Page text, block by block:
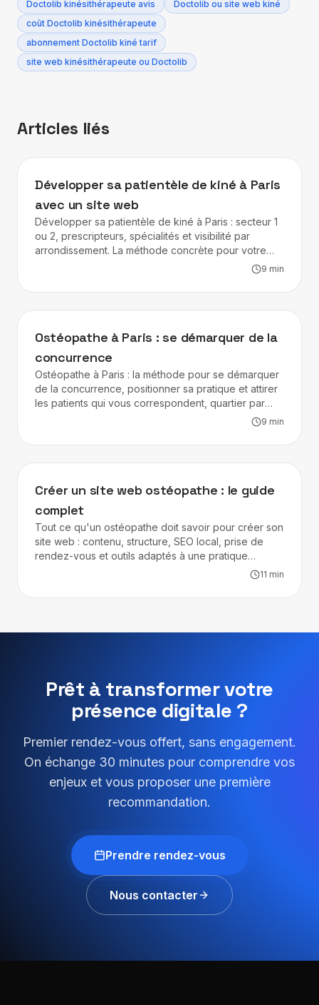
complémentaire à la présence sur Doctolib,
pas redondant.
dépendante de facteurs externes non
maîtrisables. En l'absence de présence en
ligne, vous êtes invisible pour tous les
patients qui cherchent par eux-mêmes, ce qui
investissement minimal pour une visibilité
Doctolib kinésithérapeute avis
Doctolib ou site web kiné
coût Doctolib kinésithérapeute
abonnement Doctolib kiné tarif
site web kinésithérapeute ou Doctolib
Articles liés
Développer sa patientèle de kiné à Paris
avec un site web
Développer sa patientèle de kiné à Paris : secteur 1
ou 2, prescripteurs, spécialités et visibilité par
arrondissement. La méthode concrète pour votre
9 min
Ostéopathe à Paris : se démarquer de la
concurrence
Ostéopathe à Paris : la méthode pour se démarquer
de la concurrence, positionner sa pratique et attirer
les patients qui vous correspondent, quartier par
9 min
Créer un site web ostéopathe : le guide
complet
Tout ce qu'un ostéopathe doit savoir pour créer son
site web : contenu, structure, SEO local, prise de
rendez-vous et outils adaptés à une pratique
11 min
Prêt à transformer votre
présence digitale ?
Premier rendez-vous offert, sans engagement.
On échange 30 minutes pour comprendre vos
enjeux et vous proposer une première
recommandation.
Prendre rendez-vous
Nous contacter